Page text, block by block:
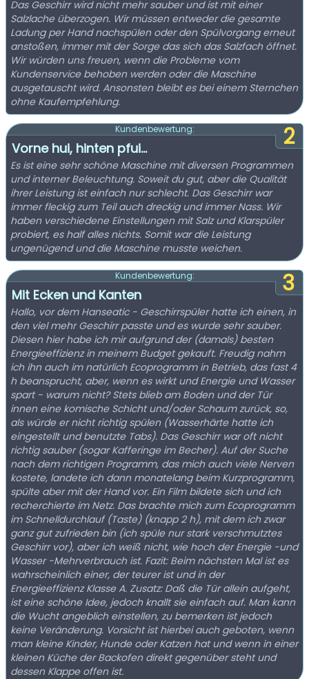
Das Geschirr wird nicht mehr sauber und ist mit einer
Salzlache überzogen. Wir müssen entweder die gesamte
Ladung per Hand nachspülen oder den Spülvorgang erneut
anstoßen, immer mit der Sorge das sich das Salzfach öffnet.
Wir würden uns freuen, wenn die Probleme vom
Kundenservice behoben werden oder die Maschine
ausgetauscht wird. Ansonsten bleibt es bei einem Sternchen
ohne Kaufempfehlung.
2
Kundenbewertung:
Vorne hui, hinten pfui...
Es ist eine sehr schöne Maschine mit diversen Programmen
und interner Beleuchtung. Soweit du gut, aber die Qualität
ihrer Leistung ist einfach nur schlecht. Das Geschirr war
immer fleckig zum Teil auch dreckig und immer Nass. Wir
haben verschiedene Einstellungen mit Salz und Klarspüler
probiert, es half alles nichts. Somit war die Leistung
ungenügend und die Maschine musste weichen.
3
Kundenbewertung:
Mit Ecken und Kanten
Hallo, vor dem Hanseatic - Geschirrspüler hatte ich einen, in
den viel mehr Geschirr passte und es wurde sehr sauber.
Diesen hier habe ich mir aufgrund der (damals) besten
Energieeffizienz in meinem Budget gekauft. Freudig nahm
ich ihn auch im natürlich Ecoprogramm in Betrieb, das fast 4
h beansprucht, aber, wenn es wirkt und Energie und Wasser
spart - warum nicht? Stets blieb am Boden und der Tür
innen eine komische Schicht und/oder Schaum zurück, so,
als würde er nicht richtig spülen (Wasserhärte hatte ich
eingestellt und benutzte Tabs). Das Geschirr war oft nicht
richtig sauber (sogar Kafferinge im Becher). Auf der Suche
nach dem richtigen Programm, das mich auch viele Nerven
kostete, landete ich dann monatelang beim Kurzprogramm,
spülte aber mit der Hand vor. Ein Film bildete sich und ich
recherchierte im Netz. Das brachte mich zum Ecoprogramm
im Schnelldurchlauf (Taste) (knapp 2 h), mit dem ich zwar
ganz gut zufrieden bin (ich spüle nur stark verschmutztes
Geschirr vor), aber ich weiß nicht, wie hoch der Energie -und
Wasser -Mehrverbrauch ist. Fazit: Beim nächsten Mal ist es
wahrscheinlich einer, der teurer ist und in der
Energieeffizienz Klasse A. Zusatz: Daß die Tür allein aufgeht,
ist eine schöne Idee, jedoch knallt sie einfach auf. Man kann
die Wucht angeblich einstellen, zu bemerken ist jedoch
keine Veränderung. Vorsicht ist hierbei auch geboten, wenn
man kleine Kinder, Hunde oder Katzen hat und wenn in einer
kleinen Küche der Backofen direkt gegenüber steht und
dessen Klappe offen ist.